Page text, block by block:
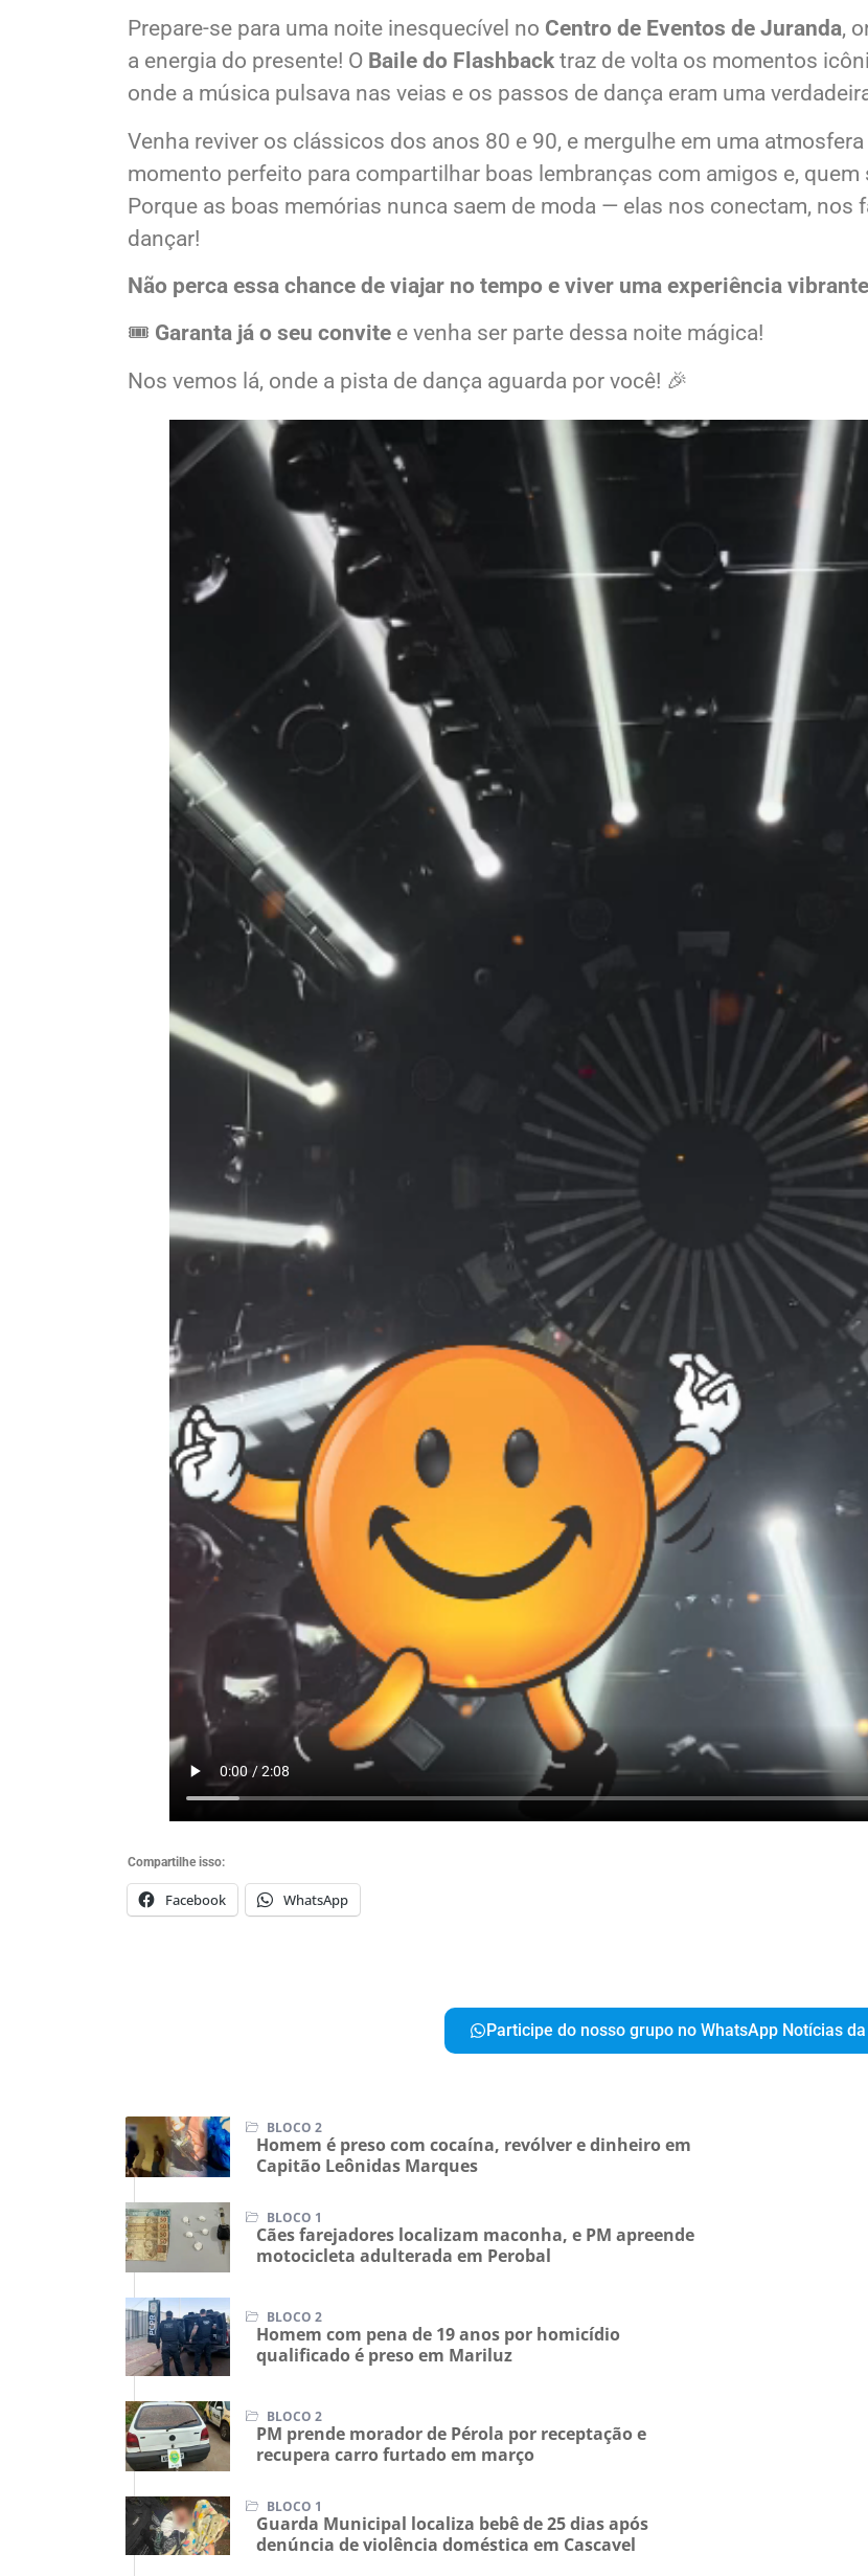
Prepare-se para uma noite inesquecível no Centro de Eventos de Juranda
,
a energia do presente! O
Baile do Flashback
traz de volta os momentos
onde a música pulsava nas veias e os passos de dança eram uma
Venha reviver os clássicos dos anos 80 e 90, e mergulhe em uma
momento perfeito para compartilhar boas lembranças com amigos e, quem
Porque as boas memórias nunca saem de moda — elas nos conectam, nos
dançar!
Não perca essa chance de viajar no tempo e viver uma experiência vibrante
🎟️Garanta já o seu convite e venha ser parte dessa noite mágica!
Nos vemos lá, onde a pista de dança aguarda por você! 🎉
Compartilhe isso:
BLOCO 2
Capitão Leônidas Marques
BLOCO 1
BLOCO 2
BLOCO 2
recupera carro furtado em março
BLOCO 1